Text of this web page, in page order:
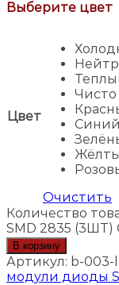
Выберите цвет
Цвет
Синий
Очистить
Количество
SMD 2835 (3ШТ)
В корзину
Артикул: b-003-
модули диоды